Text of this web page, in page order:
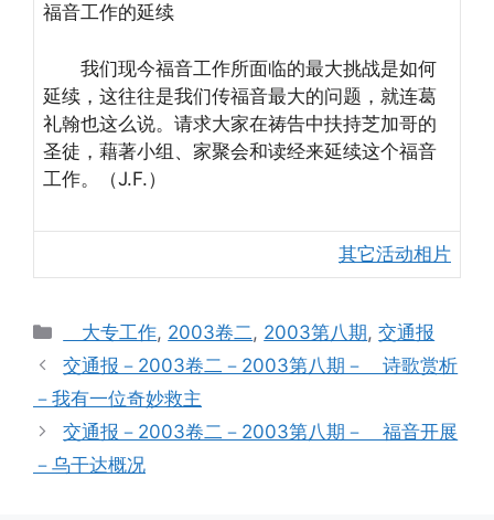
福音工作的延续
我们现今福音工作所面临的最大挑战是如何
延续，这往往是我们传福音最大的问题，就连葛
礼翰也这么说。请求大家在祷告中扶持芝加哥的
圣徒，藉著小组、家聚会和读经来延续这个福音
工作。（J.F.）
其它活动相片
Categories
大专工作, 2003卷二 , 2003第八期,交通报
交通报－2003卷二－2003第八期－ 诗歌赏析
－我有一位奇妙救主
交通报－2003卷二－2003第八期－ 福音开展
－乌干达概况